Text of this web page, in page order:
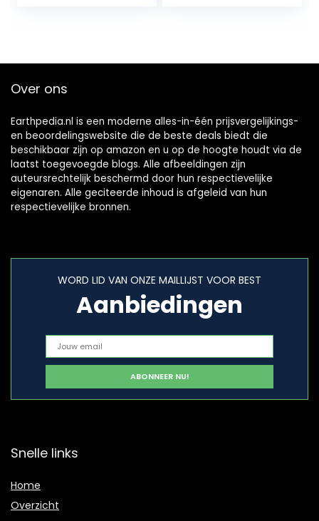
Over ons
Earthpedia.nl is een moderne alles-in-één prijsvergelijkings-
en beoordelingswebsite die de beste deals biedt die
beschikbaar zijn op amazon en u op de hoogte houdt via de
laatst toegevoegde blogs. Alle afbeeldingen zijn
auteursrechtelijk beschermd door hun respectievelijke
eigenaren. Alle geciteerde inhoud is afgeleid van hun
respectievelijke bronnen.
WORD LID VAN ONZE MAILLIJST VOOR BEST
Aanbiedingen
Snelle links
Home
Overzicht